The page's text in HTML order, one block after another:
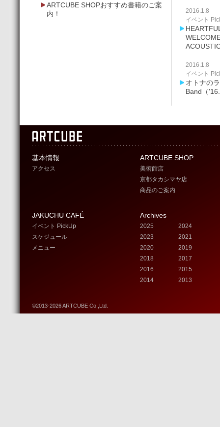
ARTCUBE SHOPおすすめ書籍のご案
内！
2016.1.8
イベント
2016.1.8
イベント
オトナの
Band（
基本情報
アクセス
ARTCUBE SHOP
美術館店
京都タカシマヤ店
商品のご案内
JAKUCHU CAFÉ
イベント PickUp
スケジュール
メニュー
Archives
2025
2024
2023
2021
2020
2019
2018
2017
2016
2015
2014
2013
©2013-2026 ARTCUBE Co.,Ltd.